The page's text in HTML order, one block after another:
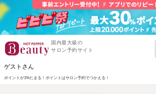
国内最大級の
サロン予約サイト
ゲストさん
ポイントが1%たまる！ ポイントはサロン予約でつかえる！